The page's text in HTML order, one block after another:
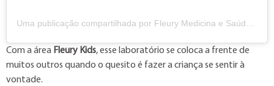
Uma publicação compartilhada por Fleury Medicina e Saúde (@fleury)
Com a área Fleury Kids, esse laboratório se coloca a frente de
muitos outros quando o quesito é fazer a criança se sentir à
vontade.